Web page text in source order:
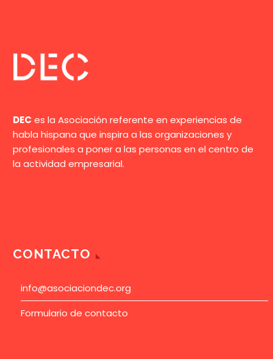
DEC es la Asociación referente en experiencias de
habla hispana que inspira a las organizaciones y
profesionales a poner a las personas en el centro de
la actividad empresarial.
CONTACTO
info@asociaciondec.org
Formulario de contacto